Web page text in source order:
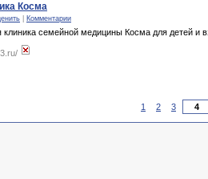
Косма
Комментарии
клиника семейной медицины Косма для детей и
1 2 3